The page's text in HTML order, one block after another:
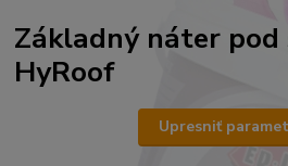
Základný náter
HyRoof
Upresniť